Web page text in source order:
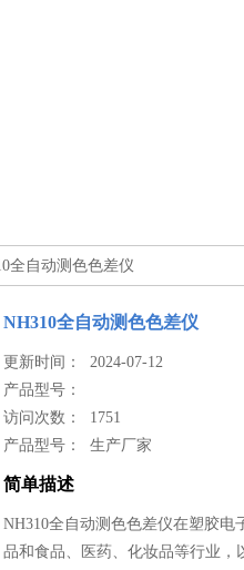
全自动测色色差仪
NH310全自动测色色差仪
更新时间： 2024-07-12
产品型号：
访问次数： 1751
产品型号： 生产厂家
简单描述
NH310全自动测色色差仪在塑胶
品和食品、医药、化妆品等行业，